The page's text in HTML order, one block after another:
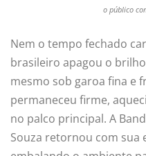
o público
Nem o tempo fechado
brasileiro apagou o
mesmo sob garoa fina e
permaneceu firme,
no palco principal. A
Souza retornou com sua